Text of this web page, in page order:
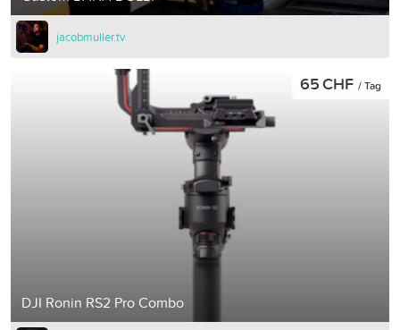
jacobmuller.tv
DJI Ronin RS2 Pro Combo
65 CHF / Tag